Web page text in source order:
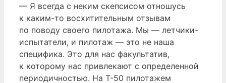
— Я всегда с неким скепсисом отношусь
к каким-то восхитительным отзывам
по поводу своего пилотажа. Мы — летчики-
испытатели, и пилотаж — это не наша
специфика. Это для нас факультатив,
к которому нас привлекают с определенной
периодичностью. На Т-50 пилотажем